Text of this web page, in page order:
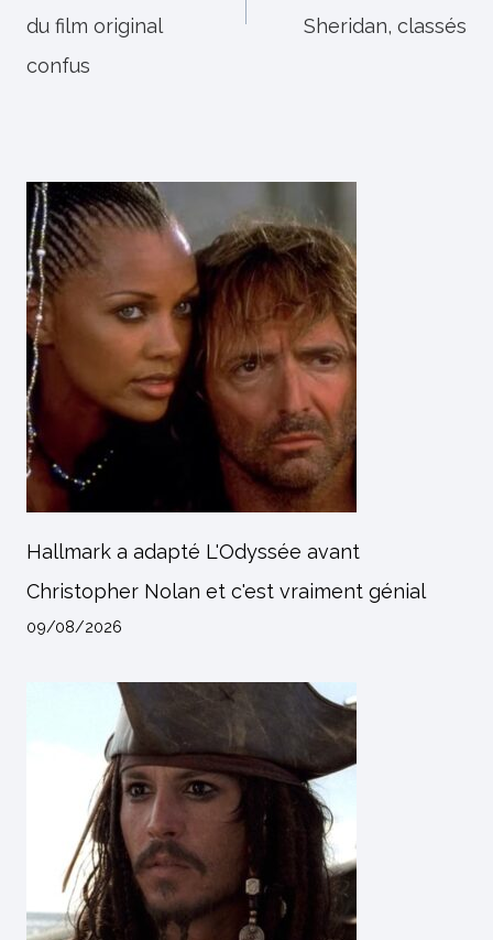
du film original
confus
Sheridan, classés
Hallmark a adapté L'Odyssée avant
Christopher Nolan et c'est vraiment génial
09/08/2026